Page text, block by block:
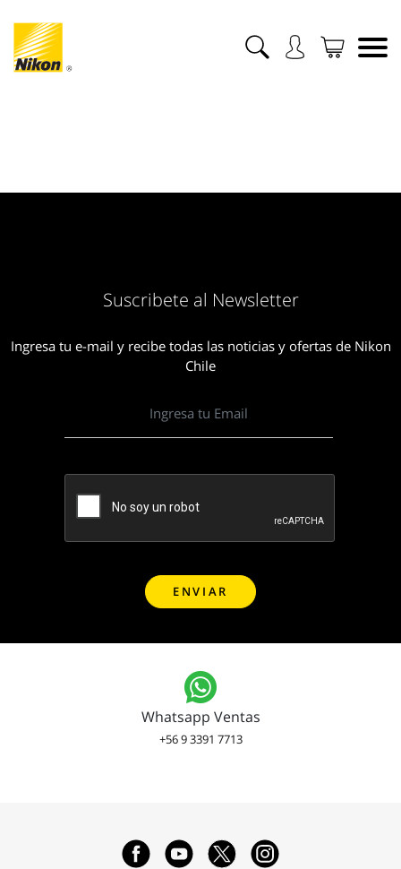
Suscribete al Newsletter
Ingresa tu e-mail y recibe todas las noticias y ofertas de Nikon
Chile
Whatsapp Ventas
+56 9 3391 7713